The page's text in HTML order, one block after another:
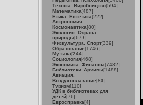
Техніка. Виробництво[594]
Математика[487]
Етика. Естетика[222]
Астрономия.
Космонавтика[80]
Экология. Охрана
природы[679]
Физкультура. Спорт[339]
Образование[1746]
Музыка[244]
Социология[468]
Экономика. Финансы[7482]
Библиотеки. Архивы[1488]
Авиация.
Воздухоплавание[80]
Туризм[110]
УДК в библиотеках для
детей[76]
Евросправка[4]